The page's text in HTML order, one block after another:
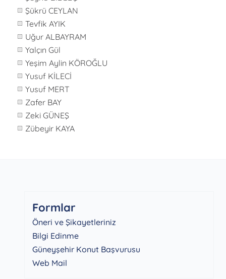
Şükrü CEYLAN
Tevfik AYIK
Uğur ALBAYRAM
Yalçın Gül
Yeşim Aylin KÖROĞLU
Yusuf KİLECİ
Yusuf MERT
Zafer BAY
Zeki GÜNEŞ
Zübeyir KAYA
Formlar
Öneri ve Şikayetleriniz
Bilgi Edinme
Güneyşehir Konut Başvurusu
Web Mail